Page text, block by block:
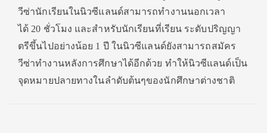
วีซ่านักเรียนในนิวซีแลนด์สามารถทำงานนอกเวลา
ได้ 20 ชั่วโมง และสำหรับนักเรียนที่เรียน ระดับปริญญา
ตรีขึ้นไปอย่างน้อย 1 ปี ในนิวซีแลนด์ยังสามารถสมัคร
วีซ่าทำงานหลังการศึกษาได้อีกด้วย ทำให้นิวซีแลนด์เป็น
จุดหมายปลายทางในลำดับต้นๆของนักศึกษาต่างชาติ